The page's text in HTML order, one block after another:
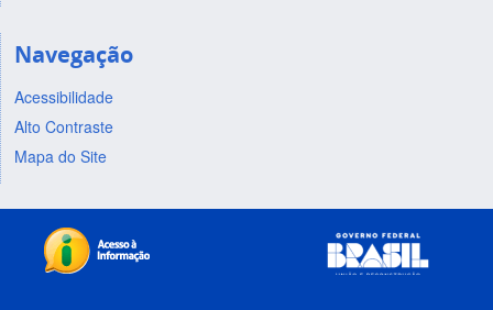
Navegação
Acessibilidade
Alto Contraste
Mapa do Site